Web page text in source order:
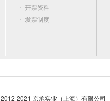
开票资料
发票制度
2021 京承实业（上海）有限公司 |